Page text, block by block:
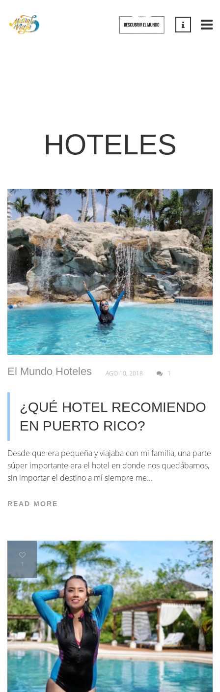
HOTELES
0
El Mundo, Hoteles AGO 10, 2018 1
¿QUÉ HOTEL RECOMIENDO
EN PUERTO RICO?
Desde que era pequeña y viajaba con mi familia, una parte
súper importante era el hotel en donde nos quedábamos,
sin importar el destino a mí siempre me...
READ MORE
1